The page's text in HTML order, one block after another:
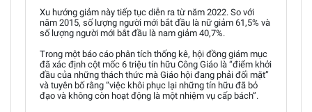
Xu hướng giảm này tiếp tục diễn ra từ năm 2022. So với
năm 2015, số lượng người mới bắt đầu là nữ giảm 61,5% và
số lượng người mới bắt đầu là nam giảm 40,7%.
Trong một báo cáo phân tích thống kê, hội đồng giám mục
đã xác định cột mốc 6 triệu tín hữu Công Giáo là “điểm khởi
đầu của những thách thức mà Giáo hội đang phải đối mặt”
và tuyên bố rằng “việc khôi phục lại những tín hữu đã bỏ
đạo và không còn hoạt động là một nhiệm vụ cấp bách”.